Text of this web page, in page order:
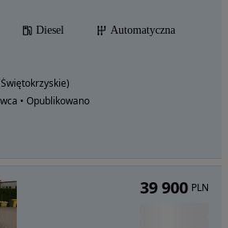
Diesel
Automatyczna
• Opublikowano
39 900 PLN